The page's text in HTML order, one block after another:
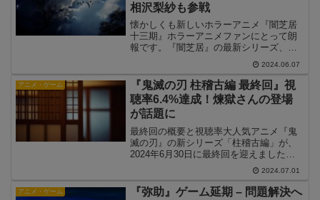
相沢梨紗も参戦
懐かしくも新しいホラーアニメ『闇芝居
十三期』ホラーアニメファンにとって朗
報です。『闇芝居』の最新シリーズ、
『闇芝居 十三期』が2024年7月14日から
テレビ東京で放送開始されることが発表
されました。今回の新シリーズも、紙芝
居形式で都市伝説...
2024.06.07
アニメ・ゲーム
『鬼滅の刃 柱稽古編 最終回』視
聴率6.4%達成！煉獄さんの登場
が話題に
最終回の概要と視聴率大人気アニメ『鬼
滅の刃』の新シリーズ「柱稽古編」が、
2024年6月30日に最終回を迎えました。
フジテレビ系で放送された60分スペシャ
ルは、平均視聴率6.4%（関東地区、ビデ
オリサーチ調べ）を記録し、多くの視聴
2024.07.01
アニメ・ゲーム
『弥助』ゲーム延期 – 問題解決へ